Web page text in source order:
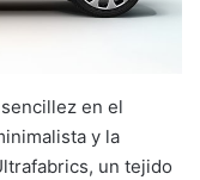
en el
y la
un tejido